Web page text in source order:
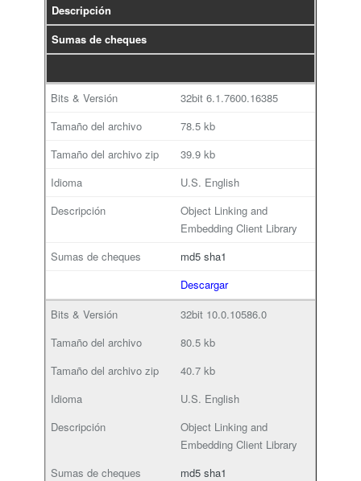
Descripción
Sumas de cheques
32bit 6.1.7600.16385
78.5 kb
39.9 kb
U.S. English
Object Linking and
Embedding Client Library
md5 sha1
Descargar
32bit 10.0.10586.0
80.5 kb
40.7 kb
U.S. English
Object Linking and
Embedding Client Library
md5 sha1